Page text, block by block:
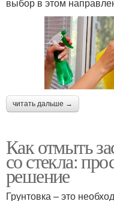
выбор в этом
читать дальше →
Как отмыть
со стекла:
решение
Грунтовка – это